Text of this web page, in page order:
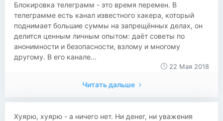
Блокировка телеграмм - это время перемен. В
телеграмме есть канал известного хакера, который
поднимает большие суммы на запрещённых делах, он
делится ценным личным опытом: даёт советы по
анонимности и безопасности, взлому и многому
другому. В его канале...
22 Мая 2018
Читать дальше
Хуярю, хуярю - а ничего нет. Ни денег, ни уважения